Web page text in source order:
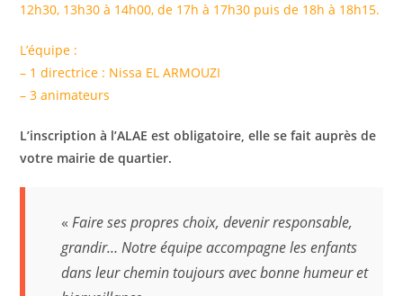
12h30, 13h30 à 14h00, de 17h à 17h30 puis de 18h à 18h15.
L’équipe :
– 1 directrice : Nissa EL ARMOUZI
– 3 animateurs
L’inscription à l’ALAE est obligatoire, elle se fait auprès de
votre mairie de quartier.
«Faire ses propres choix, devenir responsable,
grandir… Notre équipe accompagne les enfants
dans leur chemin toujours avec bonne humeur et